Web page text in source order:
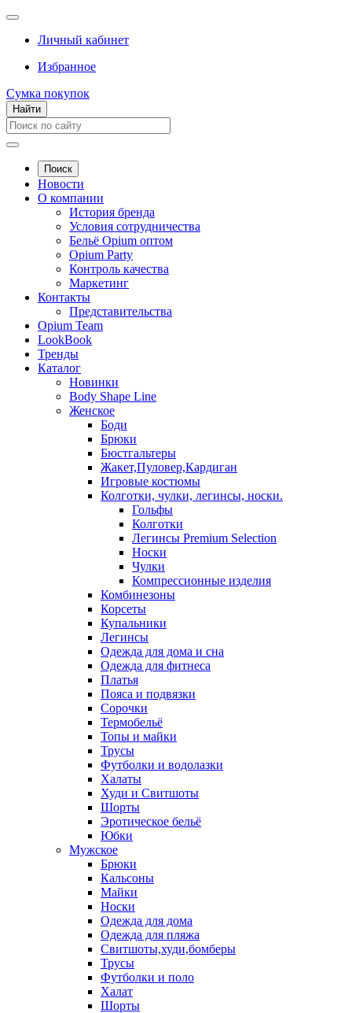
Личный кабинет
Избранное
Сумка покупок
Найти
Поиск
Новости
О компании
История бренда
Условия сотрудничества
Бельё Opium оптом
Opium Party
Контроль качества
Маркетинг
Контакты
Представительства
Opium Team
LookBook
Тренды
Каталог
Новинки
Body Shape Line
Женское
Боди
Брюки
Бюстгальтеры
Жакет,Пуловер,Кардиган
Игровые костюмы
Колготки, чулки, легинсы, носки.
Гольфы
Колготки
Легинсы Premium Selection
Носки
Чулки
Компрессионные изделия
Комбинезоны
Корсеты
Купальники
Легинсы
Одежда для дома и сна
Одежда для фитнеса
Платья
Пояса и подвязки
Сорочки
Термобельё
Топы и майки
Трусы
Футболки и водолазки
Халаты
Худи и Свитшоты
Шорты
Эротическое бельё
Юбки
Мужское
Брюки
Кальсоны
Майки
Носки
Одежда для дома
Одежда для пляжа
Свитшоты,худи,бомберы
Трусы
Футболки и поло
Халат
Шорты